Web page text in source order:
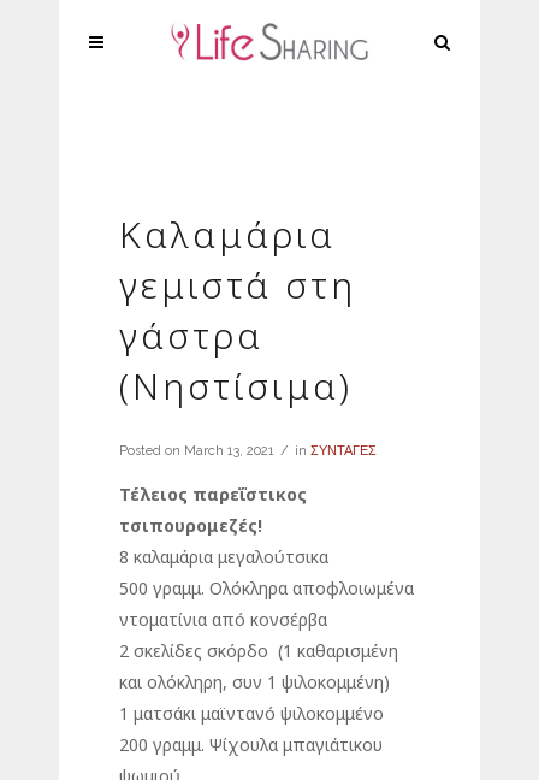
Καλαμάρια
γεμιστά στη
γάστρα
(Νηστίσιμα)
Posted on March 13, 2021 in ΣΥΝΤΑΓΕΣ
Τέλειος παρεΐστικος
τσιπουρομεζές!
8 καλαμάρια μεγαλούτσικα
500 γραμμ. Ολόκληρα αποφλοιωμένα
ντοματίνια από κονσέρβα
2 σκελίδες σκόρδο (1 καθαρισμένη
και ολόκληρη, συν 1 ψιλοκομμένη)
1 ματσάκι μαϊντανό ψιλοκομμένο
200 γραμμ. Ψίχουλα μπαγιάτικου